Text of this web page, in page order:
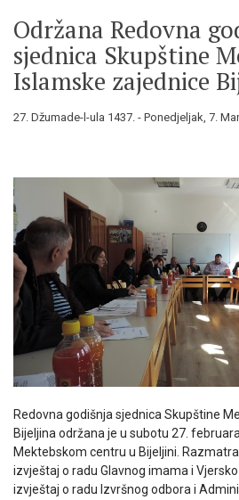
Održana Redovna
sjednica Skupštine
Islamske zajednice
27. Džumade-l-ula 1437. - Ponedjeljak, 7.
Redovna godišnja sjednica Skupštine
Bijeljina održana je u subotu 27.
Mektebskom centru u Bijeljini.
izvještaj o radu Glavnog imama i
izvještaj o radu Izvršnog odbora i